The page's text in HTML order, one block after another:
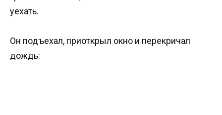
уехать.
Он подъехал, приоткрыл окно и перекричал
дождь: